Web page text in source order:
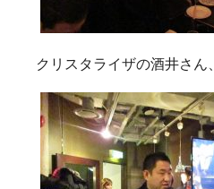
クリスタライザの酒井さん、